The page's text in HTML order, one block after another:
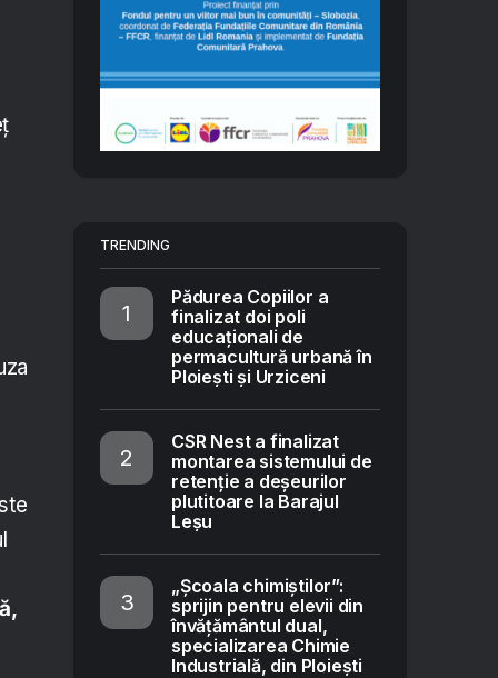
TRENDING
Pădurea Copiilor a
finalizat doi poli
educaționali de
permacultură urbană în
Ploiești și Urziceni
CSR Nest a finalizat
montarea sistemului de
retenție a deșeurilor
plutitoare la Barajul
Leșu
„Școala chimiștilor”:
sprijin pentru elevii din
învățământul dual,
specializarea Chimie
Industrială, din Ploiești